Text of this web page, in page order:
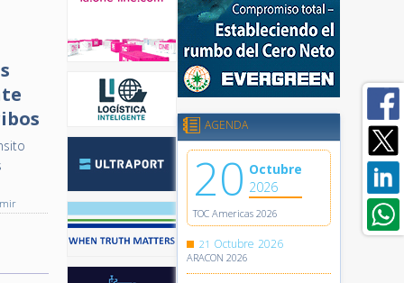
AGENDA
20 Octubre
2026
TOC Americas 2026
21 Octubre 2026
ARACON 2026